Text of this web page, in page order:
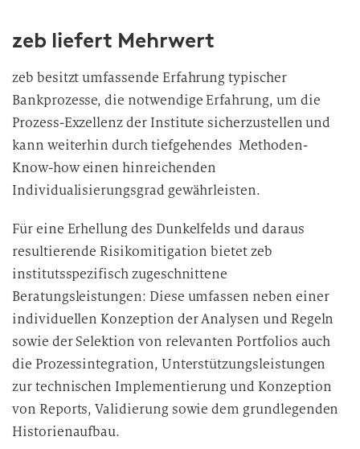
zeb liefert Mehrwert
zeb besitzt umfassende Erfahrung typischer
Bankprozesse, die notwendige Erfahrung, um die
Prozess-Exzellenz der Institute sicherzustellen und
kann weiterhin durch tiefgehendes Methoden-
Know-how einen hinreichenden
Individualisierungsgrad gewährleisten.
Für eine Erhellung des Dunkelfelds und daraus
resultierende Risikomitigation bietet zeb
institutsspezifisch zugeschnittene
Beratungsleistungen: Diese umfassen neben einer
individuellen Konzeption der Analysen und Regeln
sowie der Selektion von relevanten Portfolios auch
die Prozessintegration, Unterstützungsleistungen
zur technischen Implementierung und Konzeption
von Reports, Validierung sowie dem grundlegenden
Historienaufbau.